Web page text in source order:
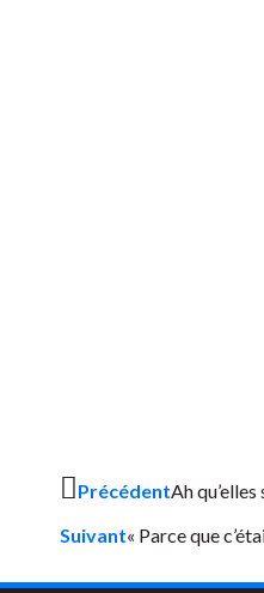
PrécédentAh
Suivant« Parce que